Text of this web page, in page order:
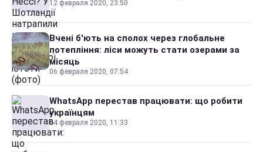
12 февраля 2020, 23:50
Вчені б'ють на сполох через глобальне
потепління: ліси можуть стати озерами за
місяць
06 февраля 2020, 07:54
WhatsApp перестав працювати: що робити
українцям
04 февраля 2020, 11:33